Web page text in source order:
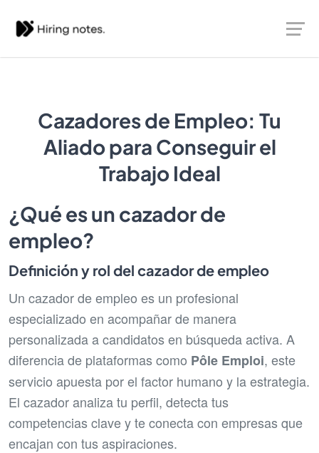
Cazadores de Empleo: Tu
Aliado para Conseguir el
Trabajo Ideal
¿Qué es un cazador de
empleo?
Definición y rol del cazador de empleo
Un cazador de empleo es un profesional
especializado en acompañar de manera
personalizada a candidatos en búsqueda activa. A
diferencia de plataformas como Pôle Emploi, este
servicio apuesta por el factor humano y la estrategia.
El cazador analiza tu perfil, detecta tus
competencias clave y te conecta con empresas que
encajan con tus aspiraciones.